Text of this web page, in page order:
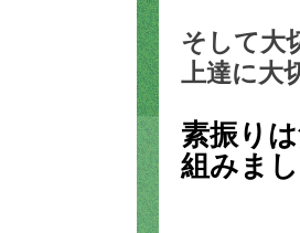
そして大
上達に大
素振り
組みま